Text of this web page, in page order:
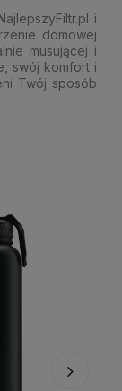
i
domowej
musującej i
swój komfort i
Twój sposób